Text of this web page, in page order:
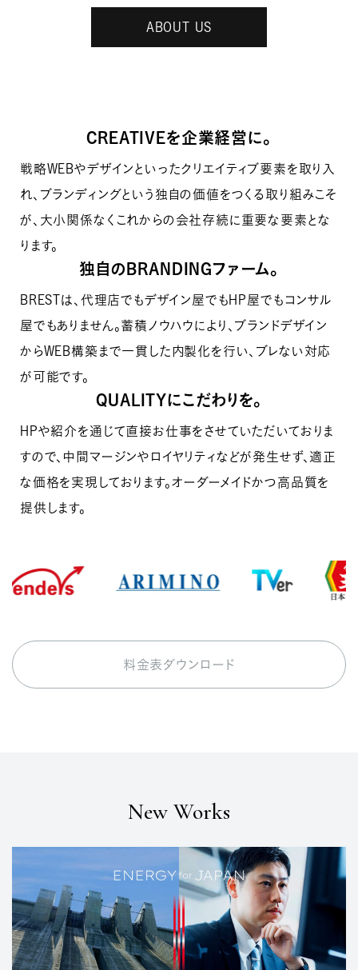
ABOUT US
CREATIVEを企業経営に。
戦略WEBやデザインといったクリエイティブ要素を取り入
れ、ブランディングという独自の価値をつくる取り組みこそ
が、大小関係なくこれからの会社存続に重要な要素とな
ります。
独自の BRANDINGファーム。
BRESTは、代理店でもデザイン屋でもHP屋でもコンサル
屋でもありません。蓄積ノウハウにより、ブランドデザイン
からWEB構築まで一貫した内製化を行い、ブレない対応
が可能です。
QUALITYにこだわりを。
HPや紹介を通じて直接お仕事をさせていただいておりま
すので、中間マージンやロイヤリティなどが発生せず、適正
な価格を実現しております。オーダーメイドかつ高品質を
提供します。
料金表ダウンロード
New Works